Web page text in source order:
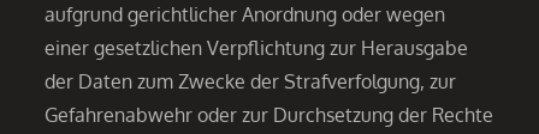
aufgrund gerichtlicher Anordnung oder wegen
einer gesetzlichen Verpflichtung zur Herausgabe
der Daten zum Zwecke der Strafverfolgung, zur
Gefahrenabwehr oder zur Durchsetzung der Rechte